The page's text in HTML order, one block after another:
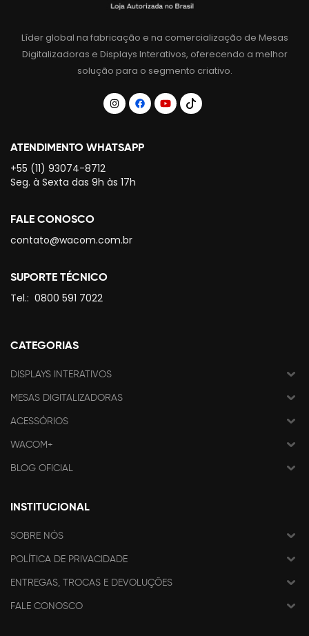
Líder global na fabricação e na comercialização de Mesas
Digitalizadoras e Displays Interativos, oferecendo a melhor
solução para o segmento criativo.
ATENDIMENTO WHATSAPP
+55 (11) 93074-8712
Seg. à Sexta das 9h às 17h
FALE CONOSCO
contato@wacom.com.br
SUPORTE TÉCNICO
Tel.: 0800 591 7022
CATEGORIAS
DISPLAYS INTERATIVOS
MESAS DIGITALIZADORAS
ACESSÓRIOS
WACOM+
BLOG OFICIAL
INSTITUCIONAL
SOBRE NÓS
POLÍTICA DE PRIVACIDADE
ENTREGAS, TROCAS E DEVOLUÇÕES
FALE CONOSCO